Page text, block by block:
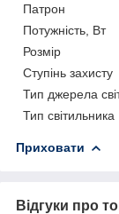
Патрон
Потужність, Вт
Розмір
Ступінь захисту
Тип джерела
Тип світильника
Приховати
Відгуки про